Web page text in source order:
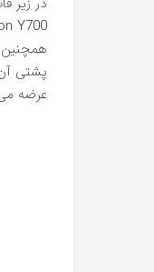
پشتی
عرضه